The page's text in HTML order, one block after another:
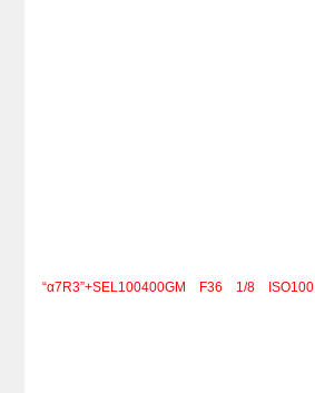
“α7R3”+SEL100400GM F36 1/8 ISO100